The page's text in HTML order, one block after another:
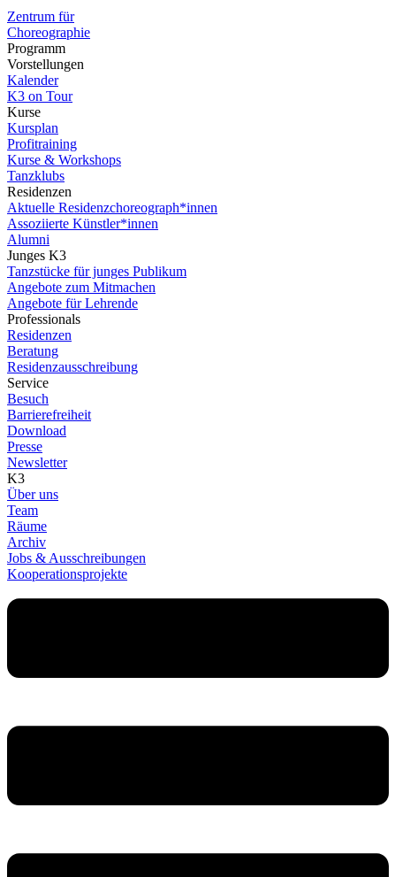
Zentrum für
Choreographie
Programm
Vorstellungen
Kalender
K3 on Tour
Kurse
Kursplan
Profitraining
Kurse & Workshops
Tanzklubs
Residenzen
Aktuelle Residenzchoreograph*innen
Assoziierte Künstler*innen
Alumni
Junges K3
Tanzstücke für junges Publikum
Angebote zum Mitmachen
Angebote für Lehrende
Professionals
Residenzen
Beratung
Residenzausschreibung
Service
Besuch
Barrierefreiheit
Download
Presse
Newsletter
K3
Über uns
Team
Räume
Archiv
Jobs & Ausschreibungen
Kooperationsprojekte